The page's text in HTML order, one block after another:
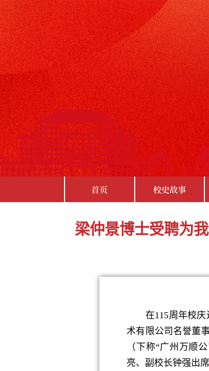
首页 校史故事
梁仲景博士受聘为
在115周年校庆进
术有限公司名誉董
（下称“广州万顺
亮、副校长钟强出